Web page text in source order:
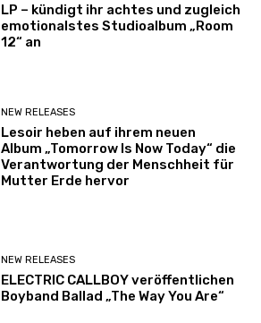
LP – kündigt ihr achtes und zugleich
emotionalstes Studioalbum „Room
12“ an
NEW RELEASES
Lesoir heben auf ihrem neuen
Album „Tomorrow Is Now Today“ die
Verantwortung der Menschheit für
Mutter Erde hervor
NEW RELEASES
ELECTRIC CALLBOY veröffentlichen
Boyband Ballad „The Way You Are“